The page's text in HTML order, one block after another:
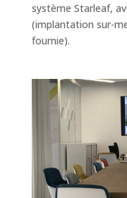
système Starleaf,
(implantation sur-
fournie).